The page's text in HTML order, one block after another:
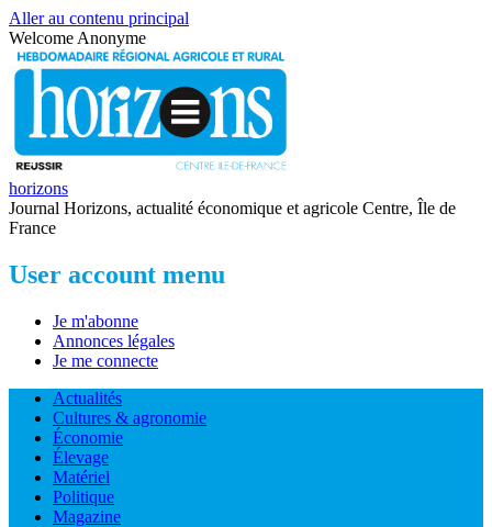
Aller au contenu principal
Welcome Anonyme
horizons
Journal Horizons, actualité économique et agricole Centre, Île de
France
User account menu
Je m'abonne
Annonces légales
Je me connecte
Actualités
Cultures & agronomie
Économie
Élevage
Matériel
Politique
Magazine